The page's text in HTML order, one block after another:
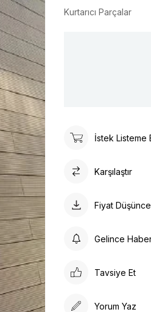
Kurtarıcı Parçalar
İstek Listeme
Karşılaştır
Fiyat
Gelince
Tavsiye Et
Yorum Yaz